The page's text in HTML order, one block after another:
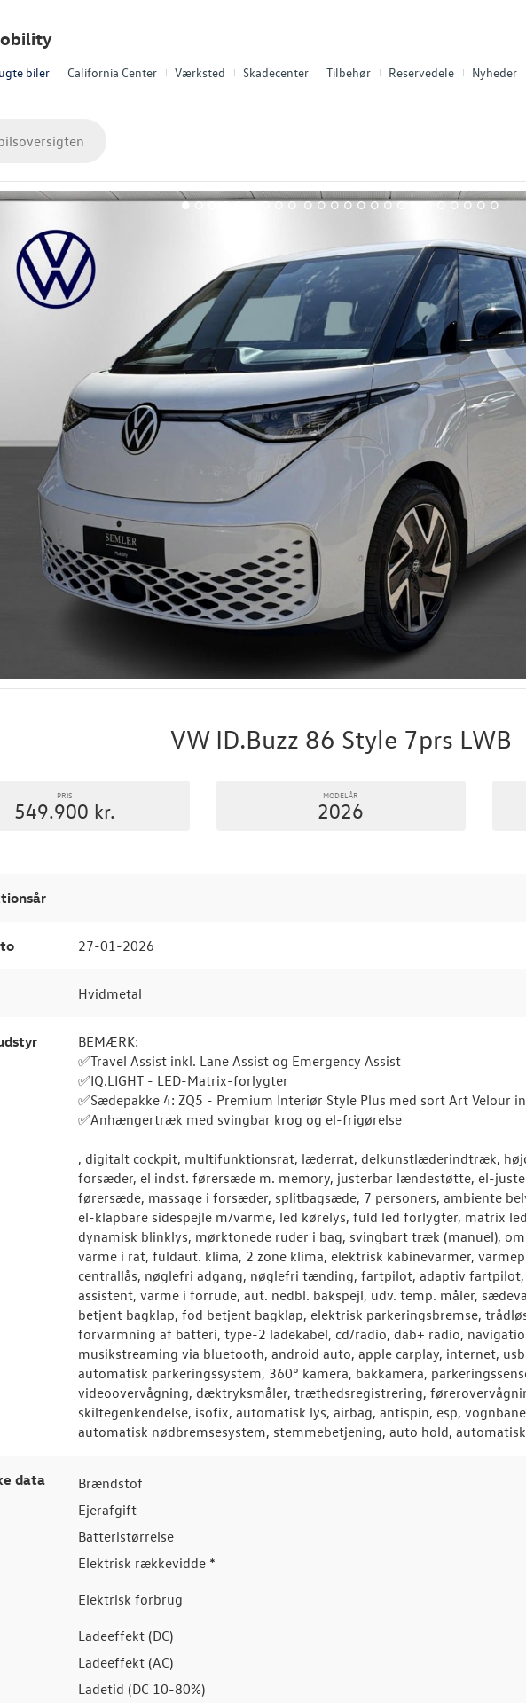
biler California Center Værksted Skadecenter Tilbehør Reservedele Nyheder
10 11 12 13 14 15 16 21 22 23 24
VW ID.Buzz 86 Style 7prs LWB
PRIS
549.900 kr.
MODELÅR
2026
-
27-01-2026
Hvidmetal
BEMÆRK:
✅Travel Assist inkl. Lane Assist og Emergency Assist
✅IQ.LIGHT - LED-Matrix-forlygter
✅Sædepakke 4: ZQ5 - Premium Interiør Style Plus med sort Art Velour
✅Anhængertræk med svingbar krog og el-frigørelse
, digitalt cockpit, multifunktionsrat, læderrat, delkunstlæderindtræk,
forsæder, el indst. førersæde m. memory, justerbar lændestøtte, el-
førersæde, massage i forsæder, splitbagsæde, 7 personers, ambiente
el-klapbare sidespejle m/varme, led kørelys, fuld led forlygter, matrix
dynamisk blinklys, mørktonede ruder i bag, svingbart træk (manuel),
varme i rat, fuldaut. klima, 2 zone klima, elektrisk kabinevarmer,
centrallås, nøglefri adgang, nøglefri tænding, fartpilot, adaptiv
assistent, varme i forrude, aut. nedbl. bakspejl, udv. temp. måler,
betjent bagklap, fod betjent bagklap, elektrisk parkeringsbremse,
forvarmning af batteri, type-2 ladekabel, cd/radio, dab+ radio,
musikstreaming via bluetooth, android auto, apple carplay, internet,
automatisk parkeringssystem, 360° kamera, bakkamera,
videoovervågning, dæktryksmåler, træthedsregistrering,
skiltegenkendelse, isofix, automatisk lys, airbag, antispin, esp,
automatisk nødbremsesystem, stemmebetjening, auto hold,
data Brændstof
Ejerafgift
Batteristørrelse
Elektrisk rækkevidde *
Elektrisk forbrug
Ladeeffekt (DC)
Ladeeffekt (AC)
Ladetid (DC 10-80%)